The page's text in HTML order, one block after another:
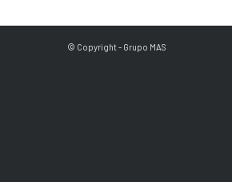
© Copyright - Grupo MAS